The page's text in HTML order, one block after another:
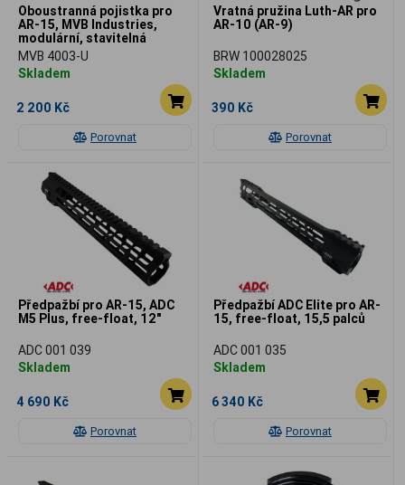
Porovnat
Oboustranná pojistka pro
AR-15, MVB Industries,
modulární, stavitelná
MVB 4003-U
Skladem
2 200 Kč
Porovnat
Vratná pružina Luth-AR pro
AR-10 (AR-9)
BRW 100028025
Skladem
390 Kč
Porovnat
Předpažbí pro AR-15, ADC
M5 Plus, free-float, 12"
ADC 001 039
Skladem
4 690 Kč
Porovnat
Předpažbí ADC Elite pro AR-
15, free-float, 15,5 palců
ADC 001 035
Skladem
6 340 Kč